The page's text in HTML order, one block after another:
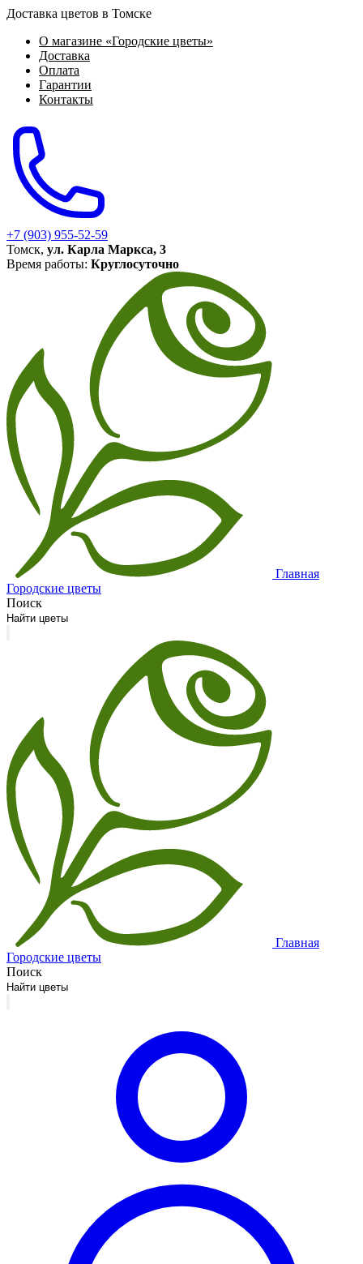
Доставка цветов в Томске
О магазине «Городские цветы»
Доставка
Оплата
Гарантии
Контакты
+7 (903) 955-52-59
Томск, ул. Карла Маркса, 3
Время работы: Круглосуточно
Главная
Городские цветы
Поиск
Главная
Городские цветы
Поиск